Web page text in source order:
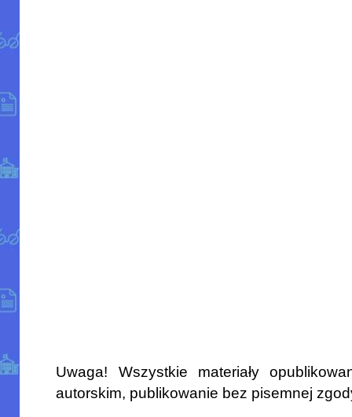
Uwaga! Wszystkie materiały
autorskim, publikowanie bez pisemnej